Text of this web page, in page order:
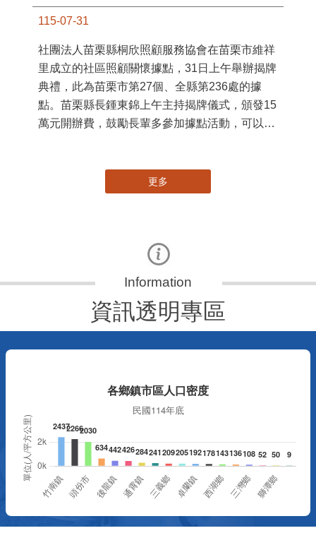
115-07-31
社團法人苗栗縣桐欣照顧服務協會在苗栗市維祥
里成立的社區照顧關懷據點，31日上午舉辦揭牌
典禮，此為苗栗市第27個、全縣第236處的據
點。苗栗縣長鍾東錦上午主持揭牌儀式，頒發15
萬元開辦費，鼓勵長輩多參加據點活動，可以更
更多
資訊透明專區